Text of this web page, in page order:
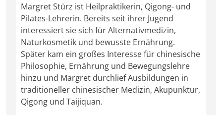
Margret Stürz ist Heilpraktikerin, Qigong- und
Pilates-Lehrerin. Bereits seit ihrer Jugend
interessiert sie sich für Alternativmedizin,
Naturkosmetik und bewusste Ernährung.
Später kam ein großes Interesse für chinesische
Philosophie, Ernährung und Bewegungslehre
hinzu und Margret durchlief Ausbildungen in
traditioneller chinesischer Medizin, Akupunktur,
Qigong und Taijiquan.